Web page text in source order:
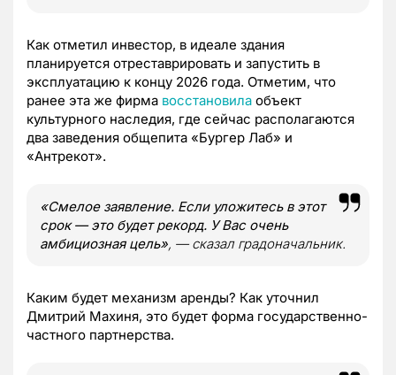
Как отметил инвестор, в идеале здания
планируется отреставрировать и запустить в
эксплуатацию к концу 2026 года. Отметим, что
ранее эта же фирма восстановила объект
культурного наследия, где сейчас располагаются
два заведения общепита «Бургер Лаб» и
«Антрекот».
«Смелое заявление. Если уложитесь в этот
срок — это будет рекорд. У Вас очень
амбициозная цель», — сказал градоначальник.
Каким будет механизм аренды? Как уточнил
Дмитрий Махиня, это будет форма государственно-
частного партнерства.